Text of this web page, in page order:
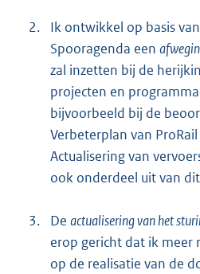
2.
Ik ontwikkel op basis
Spooragenda een
zal inzetten bij de
projecten en
bijvoorbeeld bij de
Verbeterplan van ProRail
Actualisering van
ook onderdeel uit van
3. De actualisering van het
erop gericht dat ik meer
op de realisatie van de